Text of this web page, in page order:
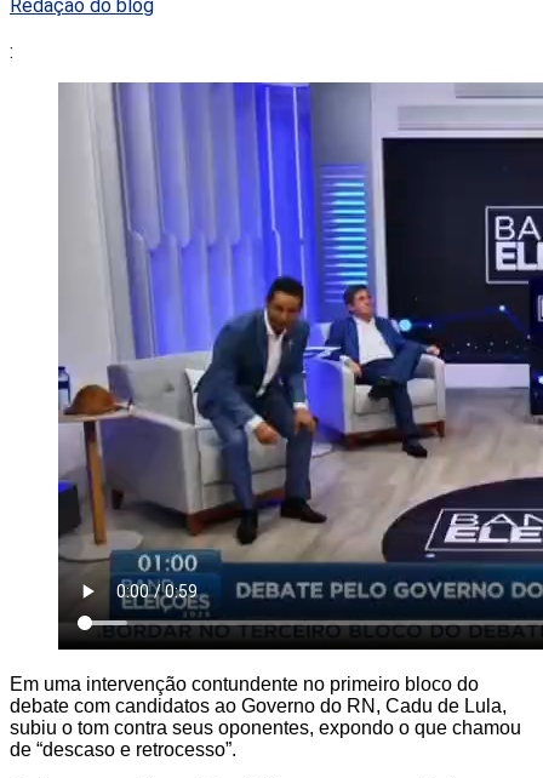
Redação do blog
:
Em uma intervenção contundente no primeiro bloco do
debate com candidatos ao Governo do RN, Cadu de Lula,
subiu o tom contra seus oponentes, expondo o que chamou
de “descaso e retrocesso”.